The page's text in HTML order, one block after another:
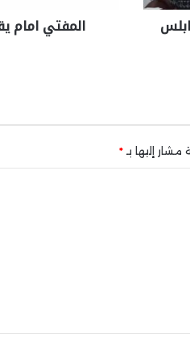
المفتي امام
مشار إليها بـ *